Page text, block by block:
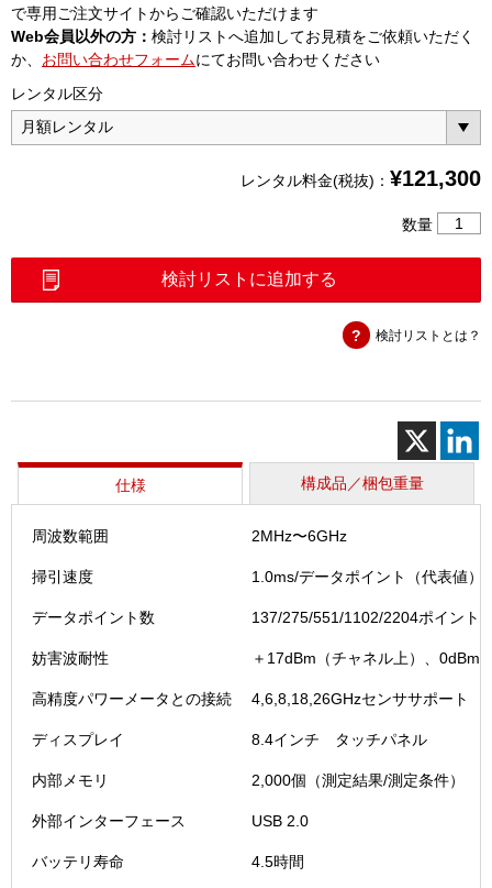
で専用ご注文サイトからご確認いただけます
Web会員以外の方： 検討リストへ追加してお見積をご依頼いただく
か、 お問い合わせフォームにてお問い合わせください
レンタル区分
レンタル料金(税抜)： ¥121,300
数量
タ
検討リストに追加する
検討リストとは？
仕様 構成品／梱包重量
周波数範囲 2MHz〜6GHz
掃引速度 1.0ms/データポイント（代表値）
データポイント数 137/275/551/1102/2204ポイント
妨害波耐性 ＋17dBm（チャネル上）、0dBm
高精度パワーメータとの接続 4,6,8,18,26GHzセンササポート
ディスプレイ 8.4インチ タッチパネル
内部メモリ 2,000個（測定結果/測定条件）
外部インターフェース USB 2.0
バッテリ寿命 4.5時間